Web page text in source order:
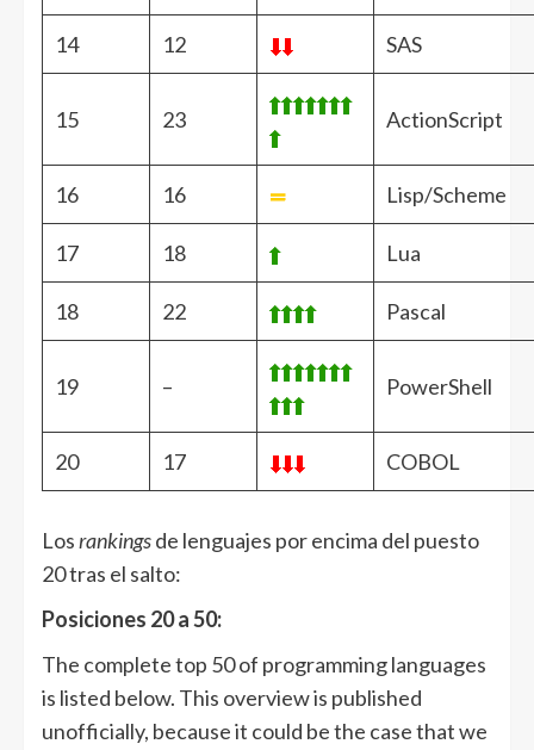
14 12 SAS
15 23 ActionScript
16 16 Lisp/Scheme
17 18 Lua
18 22 Pascal
19 – PowerShell
20 17 COBOL
Losrankingsde lenguajes por encima del puesto
20 tras el salto:
Posiciones 20 a 50:
The complete top 50 of programming languages
is listed below. This overview is published
unofficially, because it could be the case that we